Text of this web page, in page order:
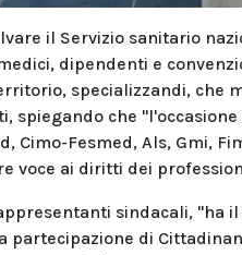
il Servizio sanitario
dipendenti e
specializzandi, che
spiegando che
Cimo-Fesmed, Als, Gmi,
voce ai diritti dei
sindacali, "ha
partecipazione di